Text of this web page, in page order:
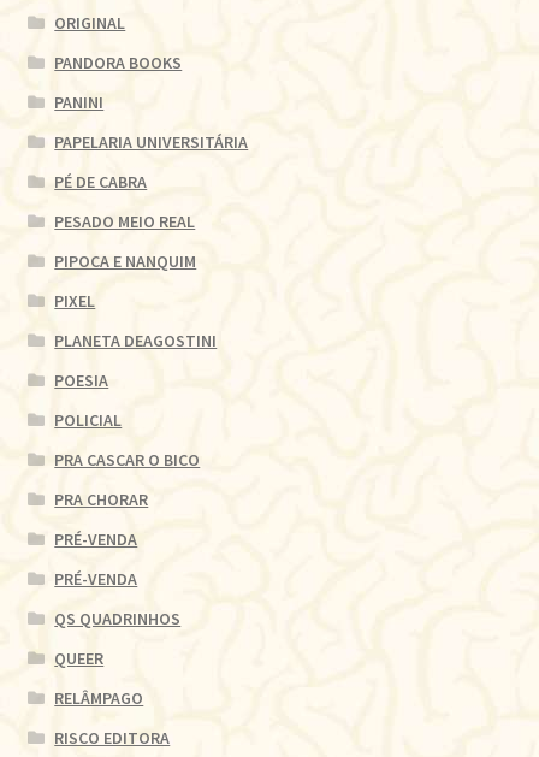
ORIGINAL
PANDORA BOOKS
PANINI
PAPELARIA UNIVERSITÁRIA
PÉ DE CABRA
PESADO MEIO REAL
PIPOCA E NANQUIM
PIXEL
PLANETA DEAGOSTINI
POESIA
POLICIAL
PRA CASCAR O BICO
PRA CHORAR
PRÉ-VENDA
PRÉ-VENDA
QS QUADRINHOS
QUEER
RELÂMPAGO
RISCO EDITORA